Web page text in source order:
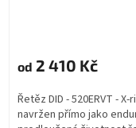
od 2 410 Kč
Řetěz DID - 520ERVT -
navržen přímo jako